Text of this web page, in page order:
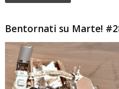
Bentornati su Marte!